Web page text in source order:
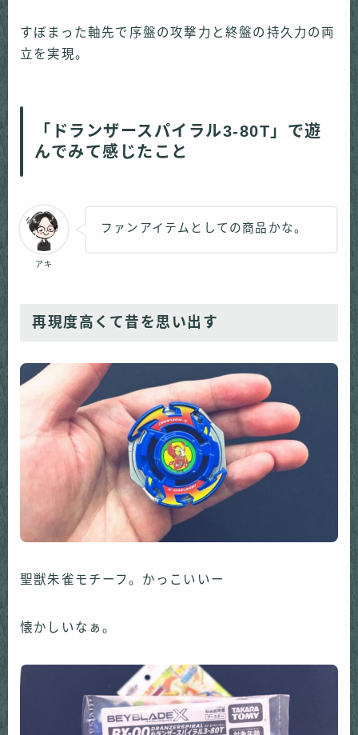
すぼまった軸先で序盤の攻撃力と終盤の持久力の両
立を実現。
「ドランザースパイラル3-80T」で遊
んでみて感じたこと
アキ
ファンアイテムとしての商品かな。
再現度高くて昔を思い出す
聖獣朱雀モチーフ。かっこいいー
懐かしいなぁ。